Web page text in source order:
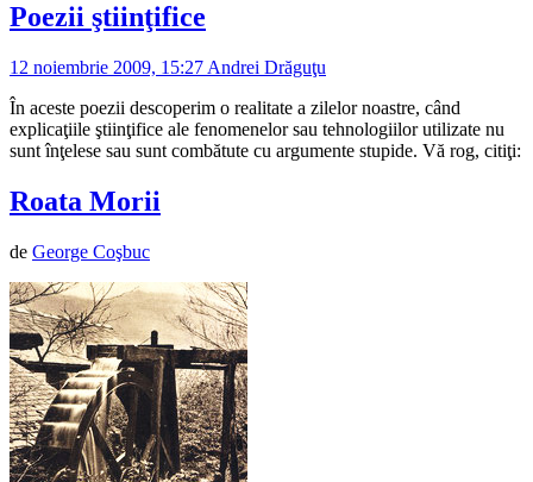
Poezii ştiinţifice
12 noiembrie 2009, 15:27 Andrei Drăguţu
În aceste poezii descoperim o realitate a zilelor noastre, când
explicaţiile ştiinţifice ale fenomenelor sau tehnologiilor utilizate nu
sunt înţelese sau sunt combătute cu argumente stupide. Vă rog, citiţi:
Roata Morii
de George Coşbuc